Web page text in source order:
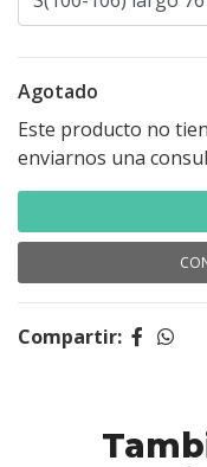
Agotado
Este producto no
enviarnos una
Compartir: